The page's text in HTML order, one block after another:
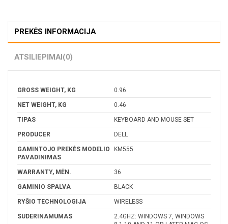
PREKĖS INFORMACIJA
ATSILIEPIMAI(0)
GROSS WEIGHT, KG 0.96
NET WEIGHT, KG 0.46
TIPAS KEYBOARD AND MOUSE SET
PRODUCER DELL
GAMINTOJO PREKĖS MODELIO
PAVADINIMAS
KM555
WARRANTY, MĖN. 36
GAMINIO SPALVA BLACK
RYŠIO TECHNOLOGIJA WIRELESS
SUDERINAMUMAS
2.4GHZ: WINDOWS 7, WINDOWS